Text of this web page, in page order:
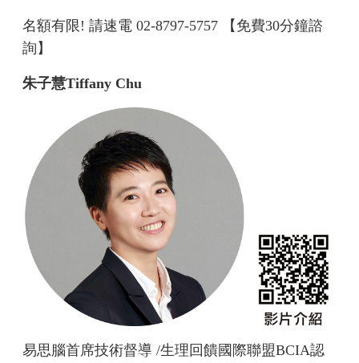
名額有限! 請速電 02-8797-5757 【免費30分鐘諮
詢】
朱子慧Tiffany Chu
易思腦首席技術督導 /生理回饋國際聯盟BCIA認